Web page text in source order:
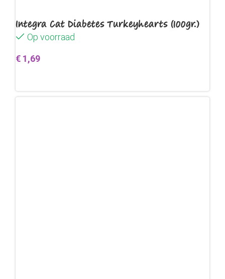
Integra Cat Diabetes Turkeyhearts (100gr.)
Op voorraad
€ 1,69